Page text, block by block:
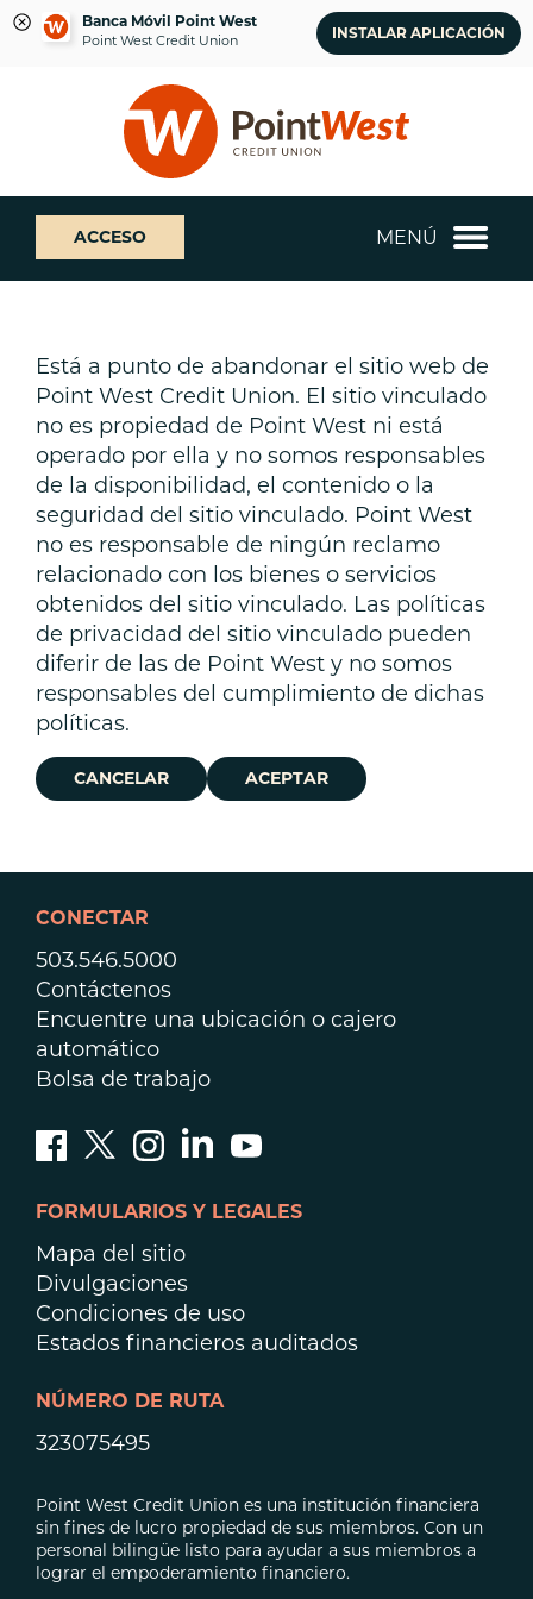
Banca Móvil Point West
Point West Credit Union INSTALAR APLICACIÓN
sesión
banca
web
¿Qué
podemos
ayudarte
a
ACCESO MENÚ
Está a punto de abandonar el sitio web de
Point West Credit Union. El sitio vinculado
no es propiedad de Point West ni está
operado por ella y no somos responsables
de la disponibilidad, el contenido o la
seguridad del sitio vinculado. Point West
no es responsable de ningún reclamo
relacionado con los bienes o servicios
obtenidos del sitio vinculado. Las políticas
de privacidad del sitio vinculado pueden
diferir de las de Point West y no somos
responsables del cumplimiento de dichas
políticas.
CANCELAR ACEPTAR
CONECTAR
503.546.5000
Contáctenos
Encuentre una ubicación o cajero
automático
Bolsa de trabajo
FORMULARIOS Y LEGALES
Mapa del sitio
Divulgaciones
Condiciones de uso
Estados financieros auditados
NÚMERO DE RUTA
323075495
Point West Credit Union es una institución financiera
sin fines de lucro propiedad de sus miembros. Con un
personal bilingüe listo para ayudar a sus miembros a
lograr el empoderamiento financiero.